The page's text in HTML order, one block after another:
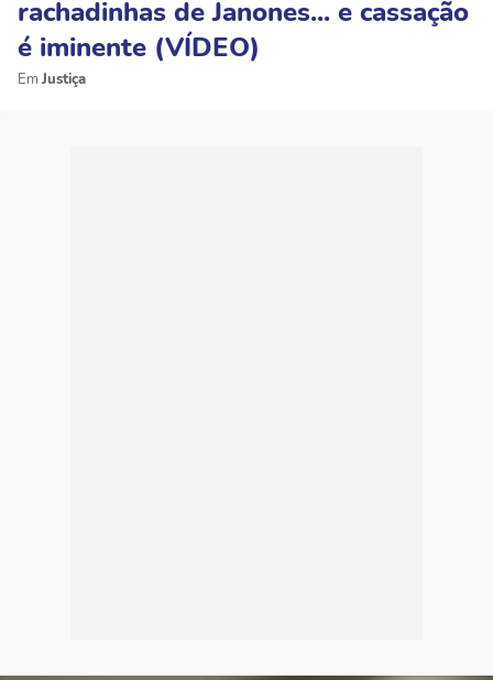
rachadinhas de Janones... e cassação
é iminente (VÍDEO)
Justiça